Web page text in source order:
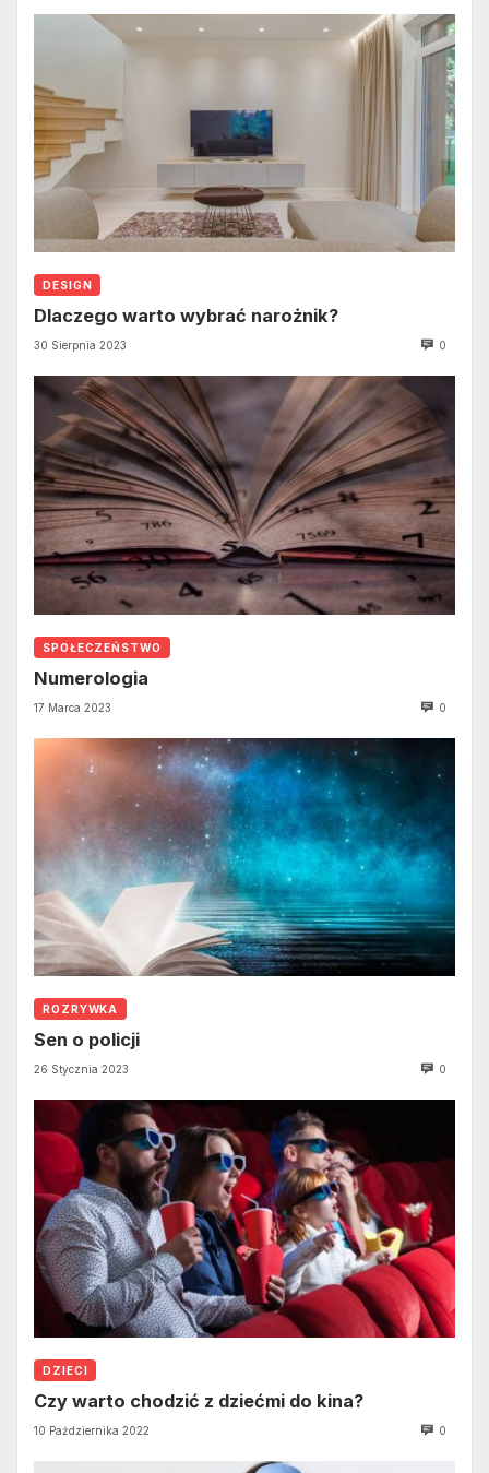
DESIGN
Dlaczego warto wybrać narożnik?
30 Sierpnia 2023 0
SPOŁECZEŃSTWO
Numerologia
17 Marca 2023 0
ROZRYWKA
Sen o policji
26 Stycznia 2023 0
DZIECI
Czy warto chodzić z dziećmi do kina?
10 Października 2022 0